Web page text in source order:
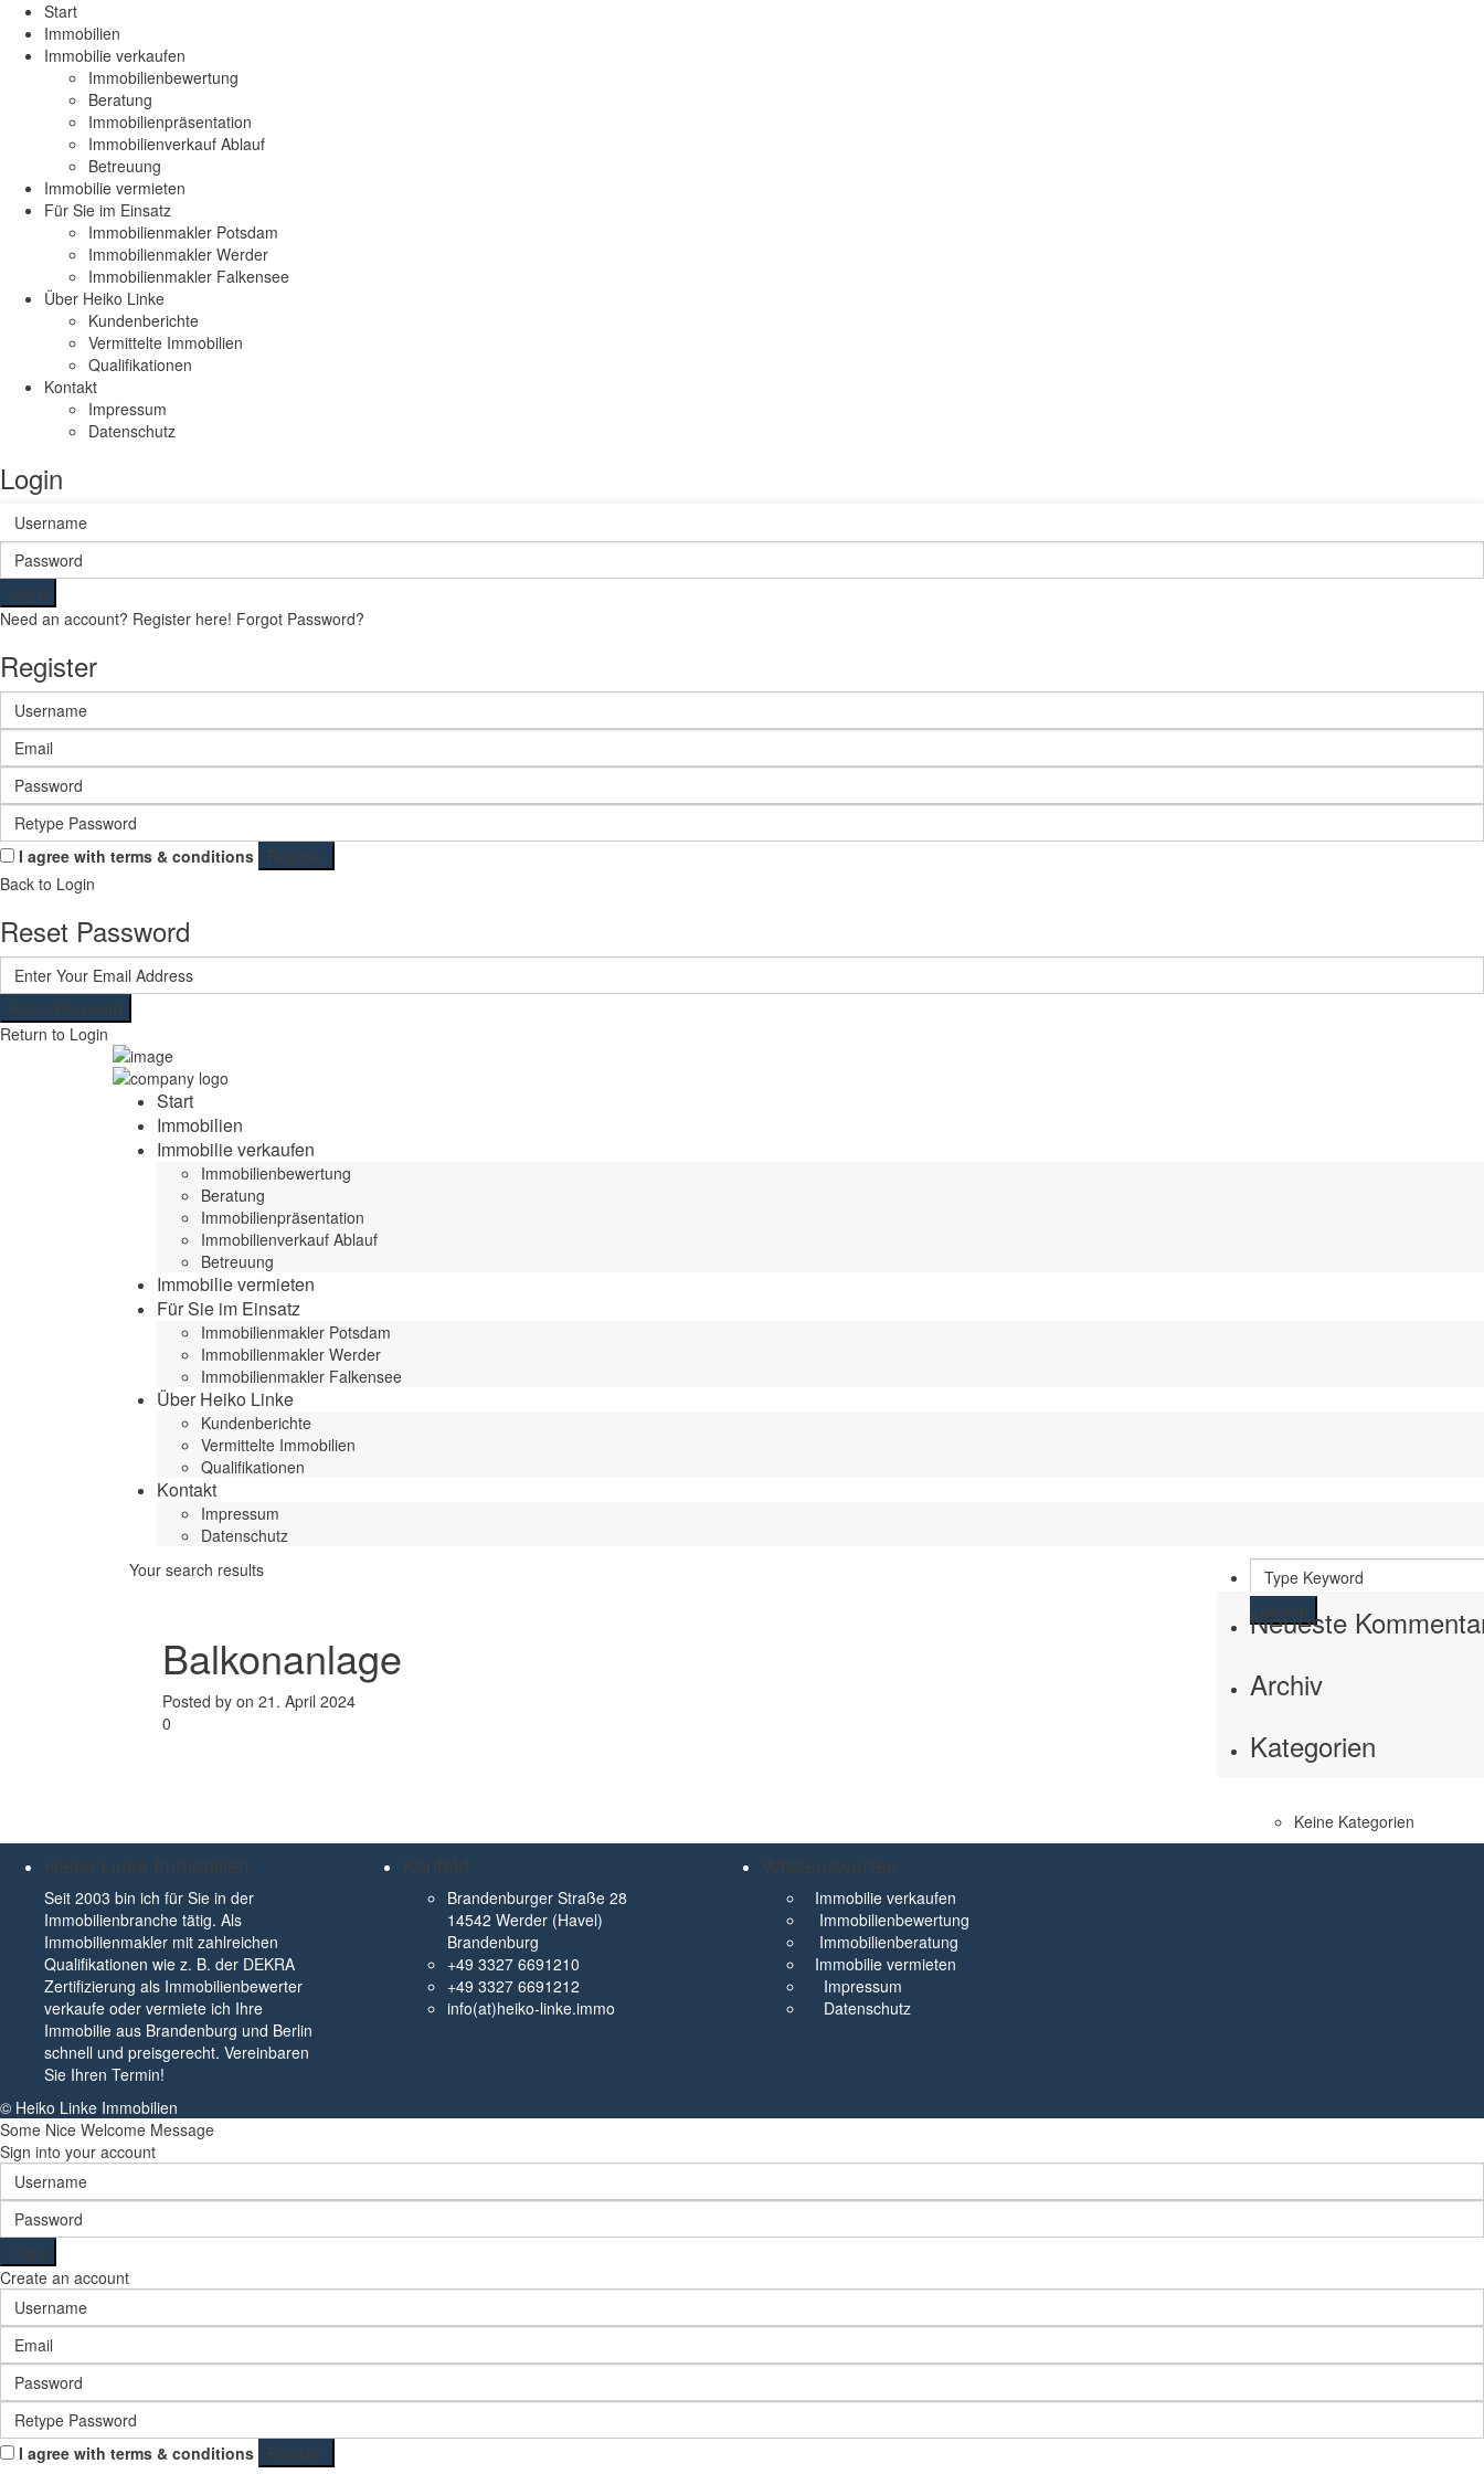
Start
Immobilien
Immobilie verkaufen
Immobilienbewertung
Beratung
Immobilienpräsentation
Immobilienverkauf Ablauf
Betreuung
Immobilie vermieten
Für Sie im Einsatz
Immobilienmakler Potsdam
Immobilienmakler Werder
Immobilienmakler Falkensee
Über Heiko Linke
Kundenberichte
Vermittelte Immobilien
Qualifikationen
Kontakt
Impressum
Datenschutz
Login
Login
Need an account? Register here! Forgot Password?
Register
I agree with terms & conditions
Register
Back to Login
Reset Password
Reset Password
Return to Login
Start
Immobilien
Immobilie verkaufen
Immobilienbewertung
Beratung
Immobilienpräsentation
Immobilienverkauf Ablauf
Betreuung
Immobilie vermieten
Für Sie im Einsatz
Immobilienmakler Potsdam
Immobilienmakler Werder
Immobilienmakler Falkensee
Über Heiko Linke
Kundenberichte
Vermittelte Immobilien
Qualifikationen
Kontakt
Impressum
Datenschutz
Your search results
Balkonanlage
Posted by on 21. April 2024
0
Search
Neueste
Archiv
Kategorien
Keine Kategorien
Heiko Linke Immobilien
Seit 2003 bin ich für Sie in der
Immobilienbranche tätig. Als
Immobilienmakler mit zahlreichen
Qualifikationen wie z. B. der DEKRA
Zertifizierung als Immobilienbewerter
verkaufe oder vermiete ich Ihre
Immobilie aus Brandenburg und Berlin
schnell und preisgerecht. Vereinbaren
Sie Ihren Termin!
Kontakt
Brandenburger Straße 28
14542 Werder (Havel)
Brandenburg
+49 3327 6691210
+49 3327 6691212
info(at)heiko-linke.immo
Wissenswertes
Immobilie verkaufen
Immobilienbewertung
Immobilienberatung
Immobilie vermieten
Impressum
Datenschutz
© Heiko Linke Immobilien
Some Nice Welcome Message
Sign into your account
Login
Create an account
I agree with terms & conditions
Register